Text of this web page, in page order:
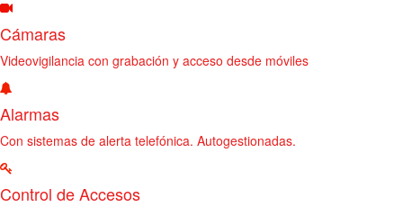
Cámaras
Videovigilancia con grabación y acceso desde móviles
Alarmas
Con sistemas de alerta telefónica. Autogestionadas.
Control de Accesos